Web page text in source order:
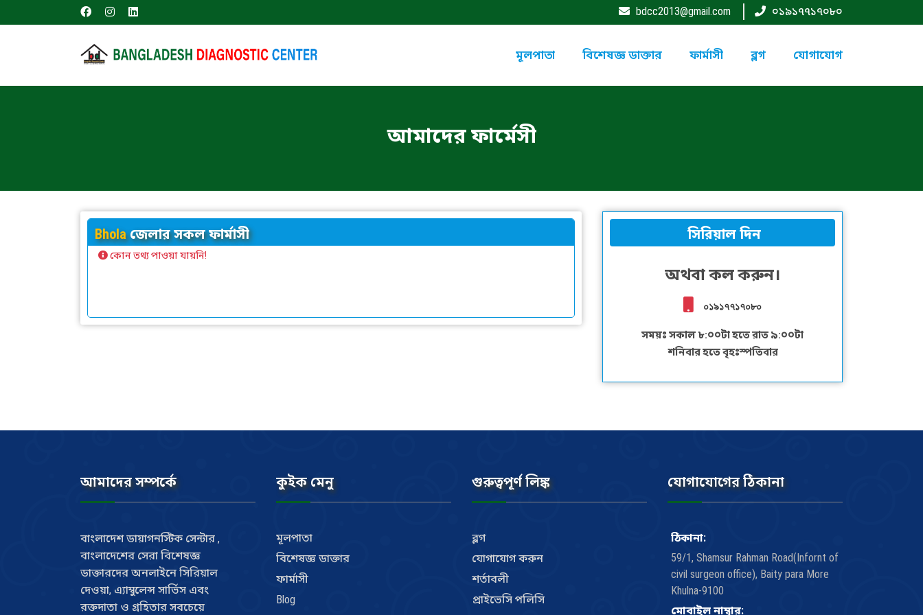
bdcc2013@gmail.com ০১৯১৭৭১৭০৮০
মূলপাতা বিশেষজ্ঞ ডাক্তার ফার্মাসী ব্লগ যোগাযোগ
আমাদের ফার্মেসী
Bholaজেলার সকল ফার্মাসী
কোন তথ্য পাওয়া যায়নি!
সিরিয়াল দিন
অথবা কল করুন।
০১৯১৭৭১৭০৮০
সময়ঃ সকাল ৮:০০টা হতে রাত ৯:০০টা
শনিবার হতে বৃহঃস্পতিবার
আমাদের সম্পর্কে
বাংলাদেশ ডায়াগনস্টিক সেন্টার ,
বাংলাদেশের সেরা বিশেষজ্ঞ
ডাক্তারদের অনলাইনে সিরিয়াল
দেওয়া, এ্যাম্বুলেন্স সার্ভিস এবং
রক্তদাতা ও গ্রহিতার সবচেয়ে
কুইক মেনু
মূলপাতা
বিশেষজ্ঞ ডাক্তার
ফার্মাসী
Blog
গুরুত্বপূর্ণ লিঙ্ক
ব্লগ
যোগাযোগ করুন
শর্তাবলী
প্রাইভেসি পলিসি
যোগাযোগের ঠিকানা
ঠিকানা:
59/1, Shamsur Rahman Road(Infornt of
civil surgeon office), Baity para More
Khulna-9100
মোবাইল নাম্বার: